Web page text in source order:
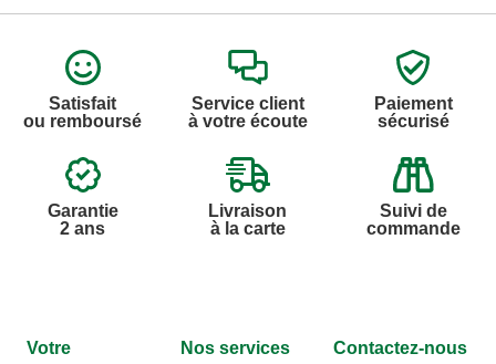
Satisfait
ou remboursé
Service client
à votre écoute
Paiement
sécurisé
Garantie
2 ans
Livraison
à la carte
Suivi de
commande
Votre
Nos services Contactez-nous